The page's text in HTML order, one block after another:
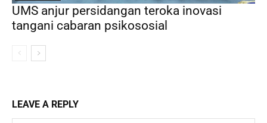
UMS anjur persidangan teroka inovasi
tangani cabaran psikososial
LEAVE A REPLY